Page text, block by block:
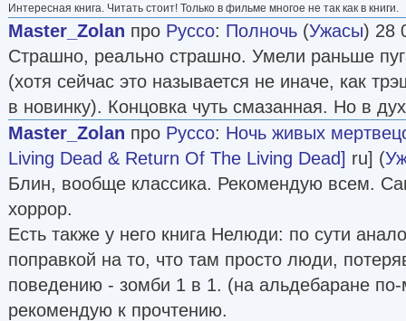
Интересная книга. Читать стоит! Только в фильме многое не так как в книги.
Master_Zolan про Руссо: Полночь (Ужасы) 28
Страшно, реально страшно. Умели раньше
(хотя сейчас это называется не иначе, как
в новинку). Концовка чуть смазанная. Но в
Master_Zolan про Руссо: Ночь живых
Living Dead & Return Of The Living Dead] ru] (
Блин, вообще классика. Рекомендую всем.
хоррор.
Есть также у него книга Нелюди: по сути
поправкой на то, что там просто люди,
поведению - зомби 1 в 1. (на альдебаране
рекомендую к прочтению.